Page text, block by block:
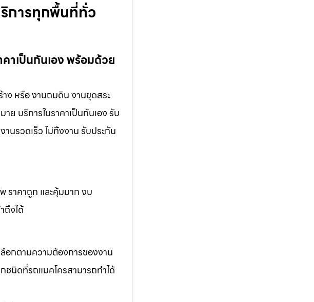
ริการทุกพื้นที่ทั่ว
คาเป็นกันเอง พร้อมด้วย
าง หรือ งานถมดิน งานขุดสระ
บริการในราคาเป็นกันเอง รับ
นรวดเร็ว ไม่ทิ้งงาน รับประกัน
ราคาถูก และคุ้มมาก งบ
ถึงได้
อกตามความต้องการของงาน
นิดที่รถแมคโครสามารถทำได้